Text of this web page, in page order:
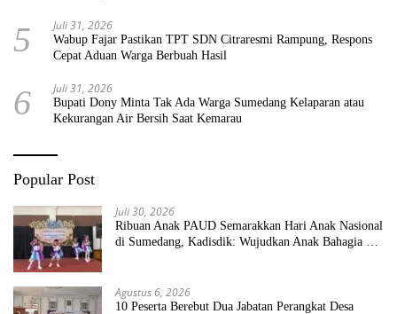
5 Juli 31, 2026
Wabup Fajar Pastikan TPT SDN Citraresmi Rampung, Respons
Cepat Aduan Warga Berbuah Hasil
6 Juli 31, 2026
Bupati Dony Minta Tak Ada Warga Sumedang Kelaparan atau
Kekurangan Air Bersih Saat Kemarau
Popular Post
Juli 30, 2026
Ribuan Anak PAUD Semarakkan Hari Anak Nasional
di Sumedang, Kadisdik: Wujudkan Anak Bahagia dan
Agustus 6, 2026
10 Peserta Berebut Dua Jabatan Perangkat Desa